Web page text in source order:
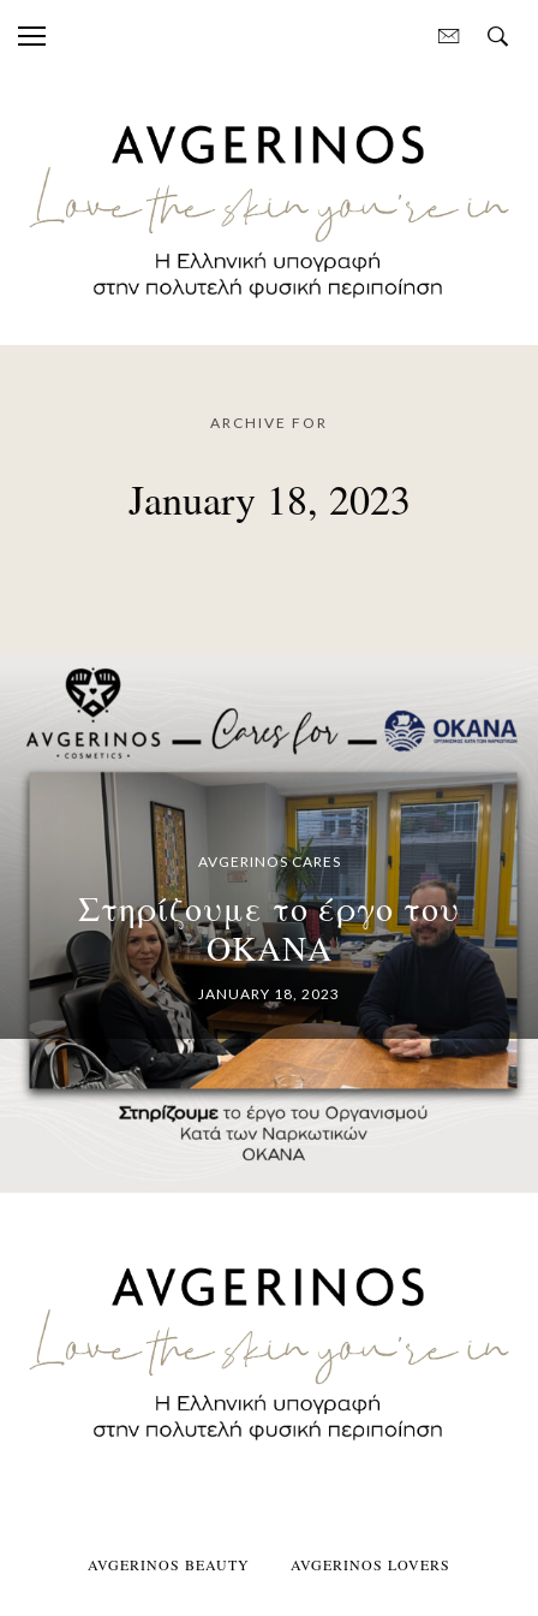
ARCHIVE FOR
January 18, 2023
AVGERINOS CARES
Στηρίζουμε το έργο του
ΟΚΑΝΑ
JANUARY 18, 2023
AVGERINOS BEAUTY AVGERINOS LOVERS